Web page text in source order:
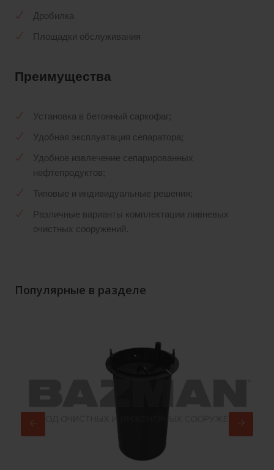
Дробилка
Площадки обслуживания
Преимущества
Установка в бетонный саркофаг;
Удобная эксплуатация сепаратора;
Удобное извлечение сепарированных
нефтепродуктов;
Типовые и индивидуальные решения;
Различные варианты комплектации ливневых
очистных сооружений.
Популярные в разделе